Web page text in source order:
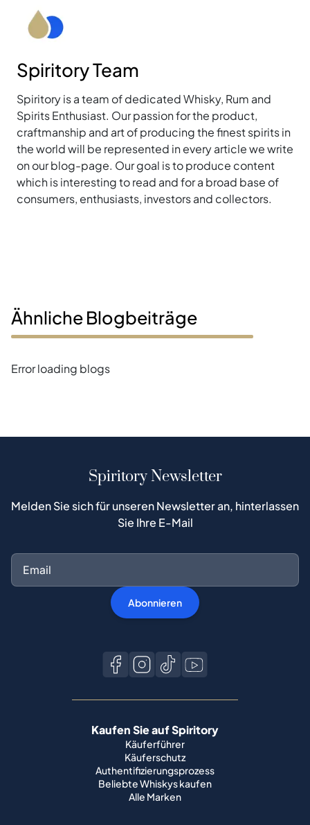
Spiritory Team
Spiritory is a team of dedicated Whisky, Rum and
Spirits Enthusiast. Our passion for the product,
craftmanship and art of producing the finest spirits in
the world will be represented in every article we write
on our blog-page. Our goal is to produce content
which is interesting to read and for a broad base of
consumers, enthusiasts, investors and collectors.
Ähnliche Blogbeiträge
Error loading blogs
Spiritory Newsletter
Melden Sie sich für unseren Newsletter an, hinterlassen
Sie Ihre E-Mail
Abonnieren
Kaufen Sie auf Spiritory
Käuferführer
Käuferschutz
Authentifizierungsprozess
Beliebte Whiskys kaufen
Alle Marken